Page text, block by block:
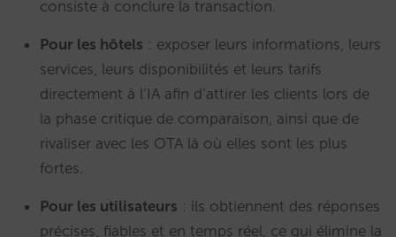
consiste à conclure la transaction.
Pour les hôtels : exposer leurs informations, leurs
services, leurs disponibilités et leurs tarifs
directement à l’IA afin d’attirer les clients lors de
la phase critique de comparaison, ainsi que de
rivaliser avec les OTA là où elles sont les plus
fortes.
Pour les utilisateurs : ils obtiennent des réponses
précises, fiables et en temps réel, ce qui élimine la